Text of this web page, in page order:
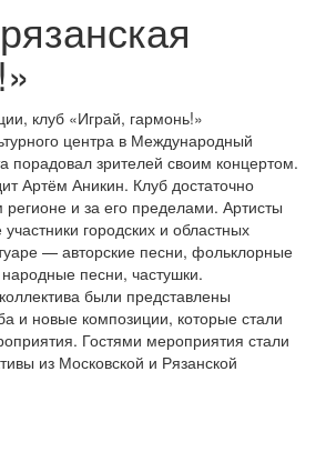
клуб «Играй, гармонь!»
центра в Международный
порадовал зрителей своим концертом.
Артём Аникин. Клуб достаточно
регионе и за его пределами. Артисты
городских и областных
— авторские песни, фольклорные
песни, частушки.
были представлены
и новые композиции, которые стали
Гостями мероприятия стали
из Московской и Рязанской